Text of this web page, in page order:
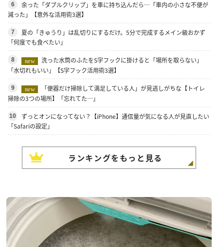
6
余った「ダブルクリップ」を車に持ち込んだら…「車内の小さな不便が
減った」【意外な活用術3選】
7
夏の「きゅうり」は乱切りにするだけ。5分で完成するメイン級おかず
「何度でも食べたい」
8 new
洗った水筒のふたをS字フックに掛けると「場所を取らない」
「水切れもいい」【S字フック活用術3選】
9 new
「便器だけ掃除して満足している人」が見逃しがちな【トイレ
掃除の3つの場所】「忘れてた…」
10
ずっとオンになってない？【iPhone】通信量が気になる人が見直したい
「Safariの設定」
ランキングをもっと見る